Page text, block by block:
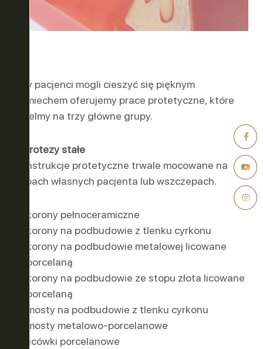
Aby pacjenci mogli cieszyć się pięknym
uśmiechem oferujemy prace protetyczne, które
dzielmy na trzy główne grupy.
1. Protezy stałe
Konstrukcje protetyczne trwale mocowane na
zębach własnych pacjenta lub wszczepach.
korony pełnoceramiczne
korony na podbudowie z tlenku cyrkonu
korony na podbudowie metalowej licowane
porcelaną
korony na podbudowie ze stopu złota licowane
porcelaną
mosty na podbudowie z tlenku cyrkonu
mosty metalowo-porcelanowe
licówki porcelanowe